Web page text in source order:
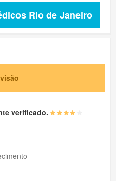
Rio de Janeiro
verificado.